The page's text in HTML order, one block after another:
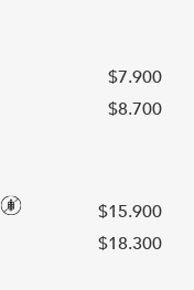
$7.900
$8.700
$15.900
$18.300